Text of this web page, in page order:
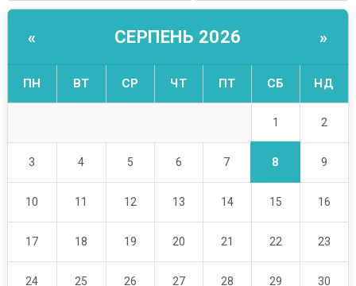
« СЕРПЕНЬ 2026 »
ПН ВТ СР ЧТ ПТ СБ НД
1 2
3 4 5 6 7 8 9
10 11 12 13 14 15 16
17 18 19 20 21 22 23
24 25 26 27 28 29 30